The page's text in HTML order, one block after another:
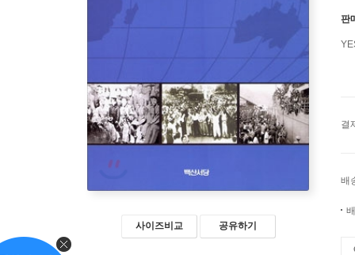
사이즈비교 공유하기
판
결
배